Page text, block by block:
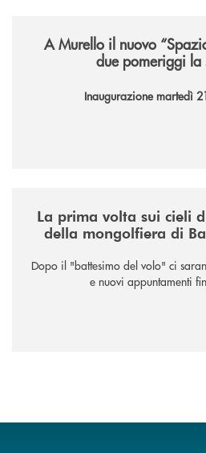
A Murello il nuovo
due pomeriggi la
Inaugurazione martedì
La prima volta sui cieli
della mongolfiera di
Dopo il "battesimo del volo" ci
e nuovi appuntamenti